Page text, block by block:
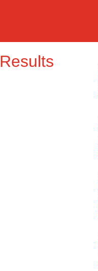
Results